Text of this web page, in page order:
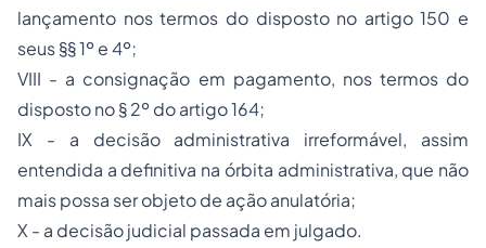
lançamento nos termos do disposto no artigo 150 e
seus §§ 1º e 4º;
VIII - a consignação em pagamento, nos termos do
disposto no § 2º do artigo 164;
IX - a decisão administrativa irreformável, assim
entendida a definitiva na órbita administrativa, que não
mais possa ser objeto de ação anulatória;
X - a decisão judicial passada em julgado.